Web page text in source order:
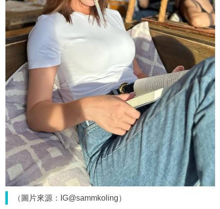
（圖片來源：IG@sammkoling）